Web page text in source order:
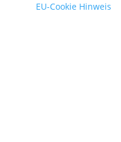
EU-Cookie Hinweis